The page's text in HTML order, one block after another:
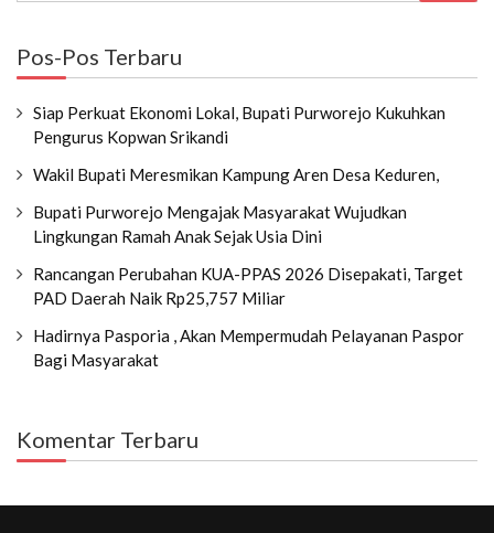
Pos-Pos Terbaru
Siap Perkuat Ekonomi Lokal, Bupati Purworejo Kukuhkan
Pengurus Kopwan Srikandi
Wakil Bupati Meresmikan Kampung Aren Desa Keduren,
Bupati Purworejo Mengajak Masyarakat Wujudkan
Lingkungan Ramah Anak Sejak Usia Dini
Rancangan Perubahan KUA-PPAS 2026 Disepakati, Target
PAD Daerah Naik Rp25,757 Miliar
Hadirnya Pasporia , Akan Mempermudah Pelayanan Paspor
Bagi Masyarakat
Komentar Terbaru